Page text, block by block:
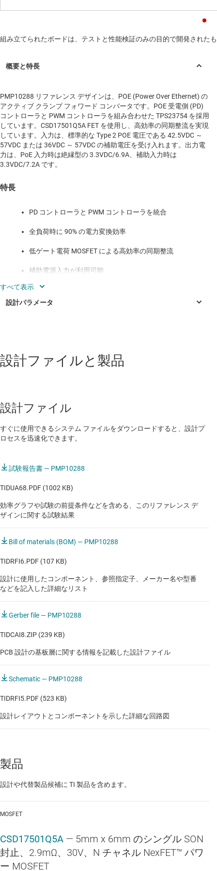
PMP10288 リファレンス デザインは、POE (Power Over Ethernet) の
アクティブ クランプ フォワード コンバータです。POE 受電側 (PD)
コントローラと PWM コントローラを組み合わせた TPS23754 を採用
しています。CSD17501Q5A FET を使用し、高効率の同期整流を実現
しています。入力は、標準的な Type 2 POE 電圧である 42.5VDC ～
57VDC または 36VDC ～ 57VDC の補助電圧を受け入れます。出力電
力は、PoE 入力時は絶縁型の 3.3VDC/6.9A、補助入力時は
3.3VDC/7.2A です。
特長
PD コントローラと PWM コントローラを統合
全負荷時に 90% の電力変換効率
低ゲート電荷 MOSFET による高効率の同期整流
補助電源入力が利用可能
テスト レポートには、効率、リップル、負荷ステッ
プ、ターンオン応答、ループ安定性、温度プロットが
組み立てられたボードは、テストと性能検証のみの目的で開発された
設計ファイルと製品
設計ファイル
すぐに使用できるシステム ファイルをダウンロードすると、設計プ
ロセスを迅速化できます。
試験報告書 — PMP10288
TIDUA68.PDF (1002 KB)
効率グラフや試験の前提条件などを含める、このリファレンス デ
ザインに関する試験結果
Bill of materials (BOM) — PMP10288
TIDRFI6.PDF (107 KB)
設計に使用したコンポーネント、参照指定子、メーカー名や型番
などを記入した詳細なリスト
Gerber file — PMP10288
TIDCAI8.ZIP (239 KB)
PCB 設計の基板層に関する情報を記載した設計ファイル
Schematic — PMP10288
TIDRFI5.PDF (523 KB)
設計レイアウトとコンポーネントを示した詳細な回路図
製品
設計や代替製品候補に TI 製品を含めます。
MOSFET
CSD17501Q5A — 5mm x 6mm のシングル SON
封止、2.9mΩ、30V、N チャネル NexFET™ パワ
ー MOSFET